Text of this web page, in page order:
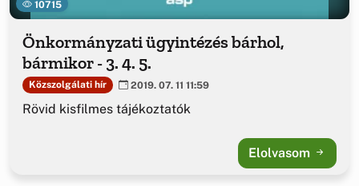
10715
Önkormányzati ügyintézés bárhol,
bármikor - 3. 4. 5.
Közszolgálati hír 2019. 07. 11 11:59
Rövid kisfilmes tájékoztatók
Elolvasom